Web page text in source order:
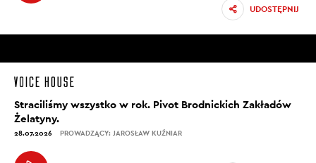
UDOSTĘPNIJ
Straciliśmy wszystko w rok. Pivot Brodnickich Zakładów
Żelatyny.
28.07.2026 PROWADZĄCY: JAROSŁAW KUŹNIAR